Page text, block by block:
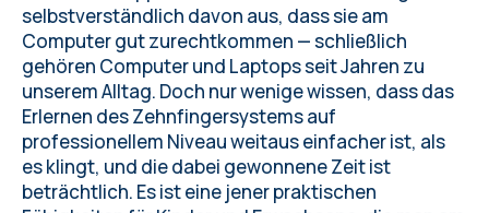
selbstverständlich davon aus, dass sie am
Computer gut zurechtkommen — schließlich
gehören Computer und Laptops seit Jahren zu
unserem Alltag. Doch nur wenige wissen, dass das
Erlernen des Zehnfingersystems auf
professionellem Niveau weitaus einfacher ist, als
es klingt, und die dabei gewonnene Zeit ist
beträchtlich. Es ist eine jener praktischen